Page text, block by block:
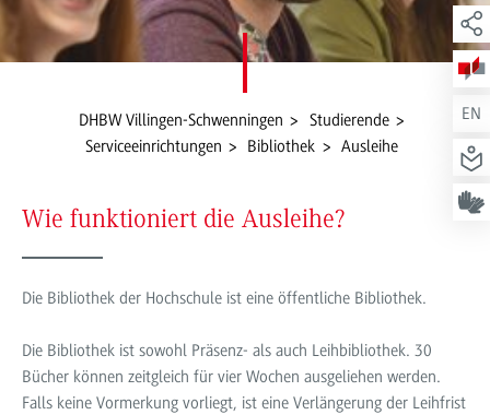
EN
DHBW Villingen-Schwenningen
Studierende
Serviceeinrichtungen
Bibliothek Ausleihe
Wie funktioniert die Ausleihe?
Die Bibliothek der Hochschule ist eine öffentliche Bibliothek.
Die Bibliothek ist sowohl Präsenz- als auch Leihbibliothek. 30
Bücher können zeitgleich für vier Wochen ausgeliehen werden.
Falls keine Vormerkung vorliegt, ist eine Verlängerung der Leihfrist